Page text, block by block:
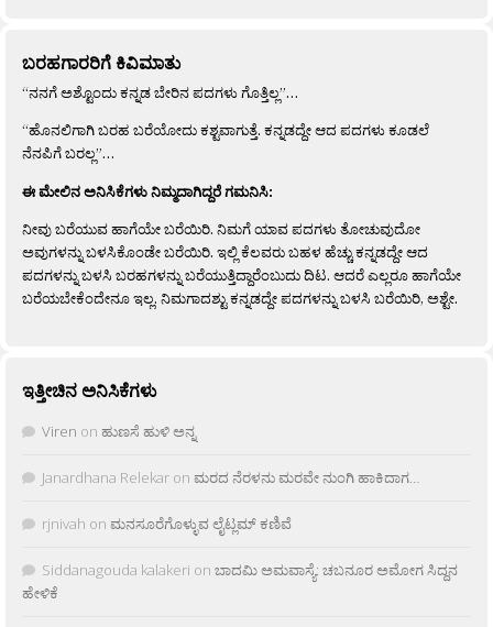
ಬರಹಗಾರರಿಗೆ ಕಿವಿಮಾತು
“ನನಗೆ ಅಶ್ಟೊಂದು ಕನ್ನಡ ಬೇರಿನ ಪದಗಳು ಗೊತ್ತಿಲ್ಲ”…
“ಹೊನಲಿಗಾಗಿ ಬರಹ ಬರೆಯೋದು ಕಶ್ಟವಾಗುತ್ತೆ. ಕನ್ನಡದ್ದೇ ಆದ ಪದಗಳು ಕೂಡಲೆ
ನೆನಪಿಗೆ ಬರಲ್ಲ”…
ಈ ಮೇಲಿನ ಅನಿಸಿಕೆಗಳು ನಿಮ್ಮದಾಗಿದ್ದರೆ ಗಮನಿಸಿ:
ನೀವು ಬರೆಯುವ ಹಾಗೆಯೇ ಬರೆಯಿರಿ. ನಿಮಗೆ ಯಾವ ಪದಗಳು ತೋಚುವುದೋ
ಅವುಗಳನ್ನು ಬಳಸಿಕೊಂಡೇ ಬರೆಯಿರಿ. ಇಲ್ಲಿ ಕೆಲವರು ಬಹಳ ಹೆಚ್ಚು ಕನ್ನಡದ್ದೇ ಆದ
ಪದಗಳನ್ನು ಬಳಸಿ ಬರಹಗಳನ್ನು ಬರೆಯುತ್ತಿದ್ದಾರೆಂಬುದು ದಿಟ. ಆದರೆ ಎಲ್ಲರೂ ಹಾಗೆಯೇ
ಬರೆಯಬೇಕೆಂದೇನೂ ಇಲ್ಲ. ನಿಮಗಾದಶ್ಟು ಕನ್ನಡದ್ದೇ ಪದಗಳನ್ನು ಬಳಸಿ ಬರೆಯಿರಿ, ಅಶ್ಟೇ.
ಇತ್ತೀಚಿನ ಅನಿಸಿಕೆಗಳು
Viren on ಹುಣಸೆ ಹುಳಿ ಅನ್ನ
Janardhana Relekar on ಮರದ ನೆರಳನು ಮರವೇ ನುಂಗಿ ಹಾಕಿದಾಗ…
rjnivah on ಮನಸೂರೆಗೊಳ್ಳುವ ಲೈಟ್ಲಮ್ ಕಣಿವೆ
Siddanagouda kalakeri on ಬಾದಮಿ ಅಮವಾಸ್ಯೆ: ಚಬನೂರ ಅಮೋಗ ಸಿದ್ದನ
ಹೇಳಿಕೆ